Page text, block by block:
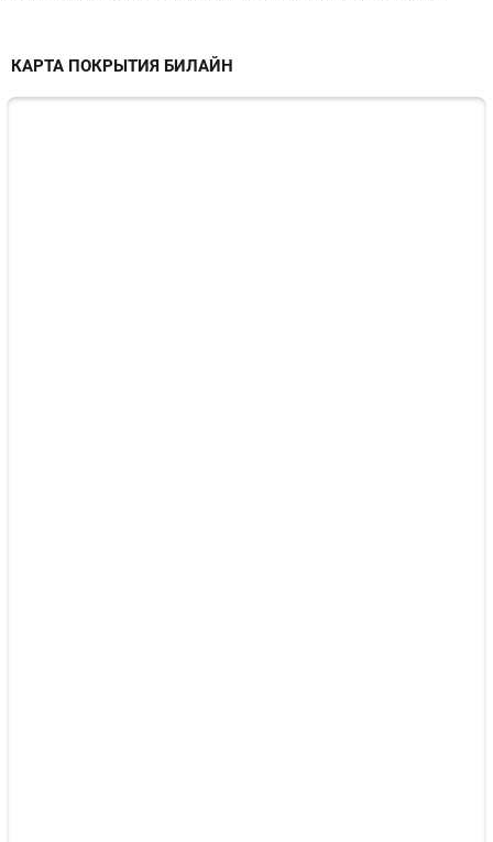
тех, что были на старой карточке. Сегодня расскажем, что за
идентификационные номера написаны на сим-картах: для чего
КАРТА ПОКРЫТИЯ БИЛАЙН